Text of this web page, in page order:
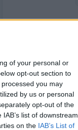
of your personal or
opt-out section to
you may
by us or personal
opt-out of the
list of downstream
on the IAB’s List of